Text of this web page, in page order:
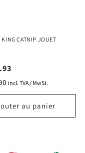
KING CATNIP JOUET
:
incl. TVA / MwSt.
au panier